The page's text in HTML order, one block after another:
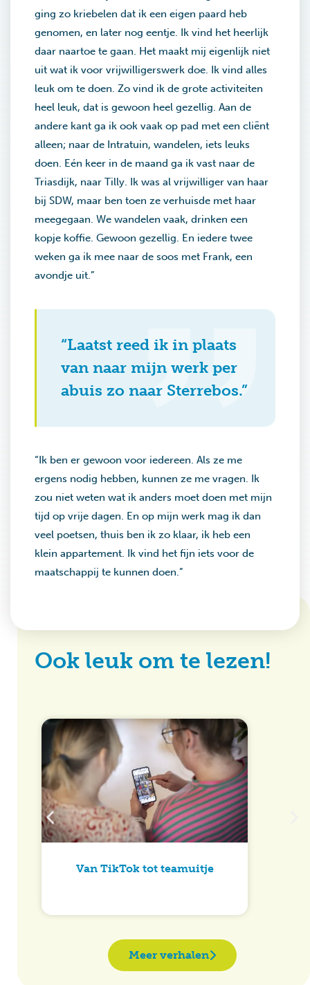
ging zo kriebelen dat ik een eigen paard heb
genomen, en later nog eentje. Ik vind het heerlijk
daar naartoe te gaan. Het maakt mij eigenlijk niet
uit wat ik voor vrijwilligerswerk doe. Ik vind alles
leuk om te doen. Zo vind ik de grote activiteiten
heel leuk, dat is gewoon heel gezellig. Aan de
andere kant ga ik ook vaak op pad met een cliënt
alleen; naar de Intratuin, wandelen, iets leuks
doen. Eén keer in de maand ga ik vast naar de
Triasdijk, naar Tilly. Ik was al vrijwilliger van haar
bij SDW, maar ben toen ze verhuisde met haar
meegegaan. We wandelen vaak, drinken een
kopje koffie. Gewoon gezellig. En iedere twee
weken ga ik mee naar de soos met Frank, een
avondje uit.”
“Laatst reed ik in plaats
van naar mijn werk per
abuis zo naar Sterrebos.”
“Ik ben er gewoon voor iedereen. Als ze me
ergens nodig hebben, kunnen ze me vragen. Ik
zou niet weten wat ik anders moet doen met mijn
tijd op vrije dagen. En op mijn werk mag ik dan
veel poetsen, thuis ben ik zo klaar, ik heb een
klein appartement. Ik vind het fijn iets voor de
maatschappij te kunnen doen.”
Ook leuk om te lezen!
Van TikTok tot teamuitje
Meer verhalen